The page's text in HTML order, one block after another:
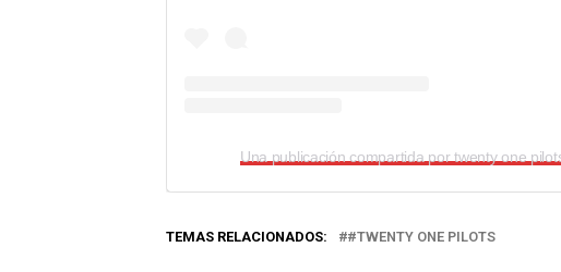
TEMAS RELACIONADOS: #TWENTY ONE PILOTS